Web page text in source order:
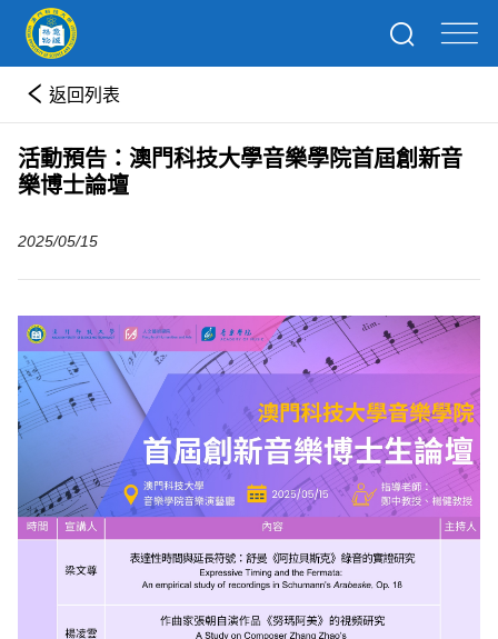
返回列表
活動預告：澳門科技大學音樂學院首屆創新音
樂博士論壇
2025/05/15